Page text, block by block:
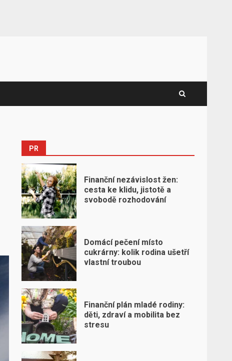
PR
Finanční nezávislost žen:
cesta ke klidu, jistotě a
svobodě rozhodování
Domácí pečení místo
cukrárny: kolik rodina ušetří
vlastní troubou
Finanční plán mladé rodiny:
děti, zdraví a mobilita bez
stresu